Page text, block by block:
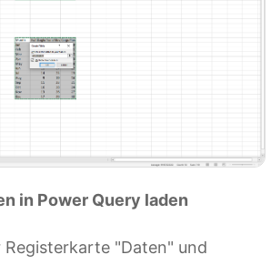
in Power Query laden
Registerkarte "Daten" und